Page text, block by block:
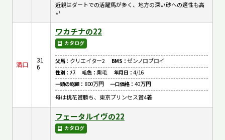
近親はダートでの活躍馬が多く、地方の深い砂への適性も高
い
満口
31
6
ワカチナの22
カタログ
父馬： クリエイター2 BMS：ゼンノロブロイ
性別：ﾒｽ 毛色：栗毛 年月日：4/16
一頭の総額： 800万円 一口価格： 40万円
母は桃花賞勝ち、東京プリンセス賞4着
フェータルイヴの22
カタログ